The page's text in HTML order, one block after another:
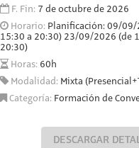
F. Fin: 7 de octubre de 2026
Horario: Planificación: 09/
15:30 a 20:30) 23/09/2026 (de
20:30)
Horas: 60h
Modalidad: Mixta
Categoría: Formación de
DESCARGAR